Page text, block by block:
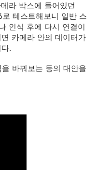
라 박스에 들어있던
테스트해보니 일반 스
인식 후에 다시 연결이
카메라 안의 데이터가
.
바꿔보는 등의 대안을